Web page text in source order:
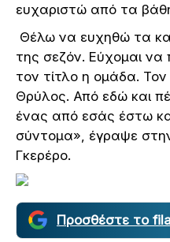
ευχαριστώ από τα
Θέλω να ευχηθώ τα
της σεζόν. Εύχομαι να
τον τίτλο η ομάδα. Τον
Θρύλος. Από εδώ και
ένας από εσάς έστω
σύντομα», έγραψε
Γκερέρο.
Προσθέστε το